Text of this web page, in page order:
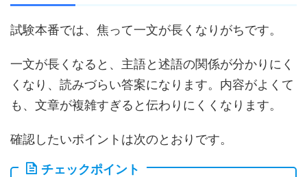
試験本番では、焦って一文が長くなりがちです。
一文が長くなると、主語と述語の関係が分かりにく
くなり、読みづらい答案になります。内容がよくて
も、文章が複雑すぎると伝わりにくくなります。
確認したいポイントは次のとおりです。
チェックポイント